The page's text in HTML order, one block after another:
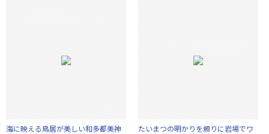
海に映える鳥居が美しい和多都美神
たいまつの明かりを頼りに岩場でワ